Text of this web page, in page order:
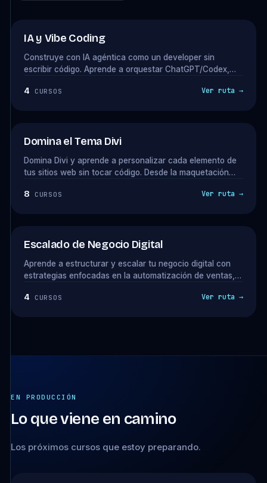
IA y Vibe Coding
Construye con IA agéntica como un developer sin
escribir código. Aprende a orquestar ChatGPT/Codex,
integraciones y productos digitales que puedas vender
4 CURSOS Ver ruta →
Domina el Tema Divi
Domina Divi y aprende a personalizar cada elemento de
tus sitios web sin tocar código. Desde la maquetación
efectos visuales y optimización de velocidad, todo lo que
8 CURSOS Ver ruta →
Escalado de Negocio Digital
Aprende a estructurar y escalar tu negocio digital con
estrategias enfocadas en la automatización de ventas,
Descubre cómo atraer clientes premium, ofrecer upsells
4 CURSOS Ver ruta →
EN PRODUCCIÓN
Lo que viene en camino
Los próximos cursos que estoy preparando.